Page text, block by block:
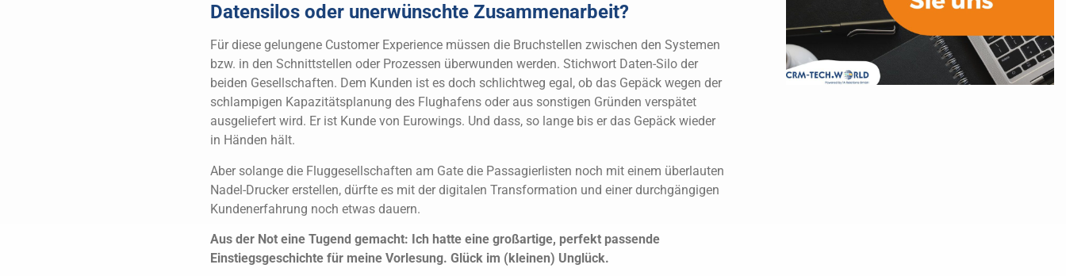
Datensilos oder unerwünschte Zusammenarbeit?
Für diese gelungene Customer Experience müssen die Bruchstellen zwischen den Systemen
bzw. in den Schnittstellen oder Prozessen überwunden werden. Stichwort Daten-Silo der
beiden Gesellschaften. Dem Kunden ist es doch schlichtweg egal, ob das Gepäck wegen der
schlampigen Kapazitätsplanung des Flughafens oder aus sonstigen Gründen verspätet
ausgeliefert wird. Er ist Kunde von Eurowings. Und dass, so lange bis er das Gepäck wieder
in Händen hält.
Aber solange die Fluggesellschaften am Gate die Passagierlisten noch mit einem überlauten
Nadel-Drucker erstellen, dürfte es mit der digitalen Transformation und einer durchgängigen
Kundenerfahrung noch etwas dauern.
Aus der Not eine Tugend gemacht: Ich hatte eine großartige, perfekt passende
Einstiegsgeschichte für meine Vorlesung. Glück im (kleinen) Unglück.